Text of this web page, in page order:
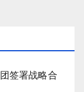
签署战略合